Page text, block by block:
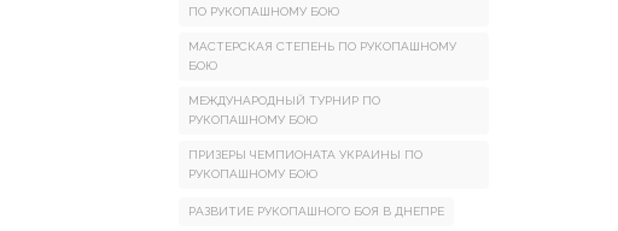
ПО РУКОПАШНОМУ БОЮ
МАСТЕРСКАЯ СТЕПЕНЬ ПО РУКОПАШНОМУ
БОЮ
МЕЖДУНАРОДНЫЙ ТУРНИР ПО
РУКОПАШНОМУ БОЮ
ПРИЗЕРЫ ЧЕМПИОНАТА УКРАИНЫ ПО
РУКОПАШНОМУ БОЮ
РАЗВИТИЕ РУКОПАШНОГО БОЯ В ДНЕПРЕ